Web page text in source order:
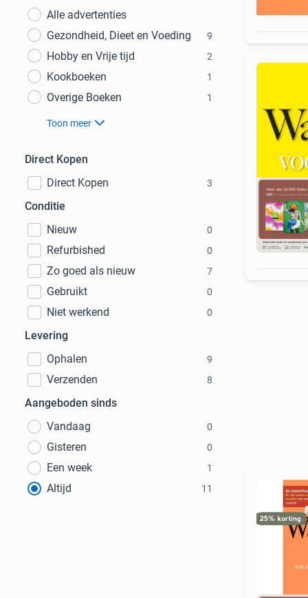
Alle advertenties
Gezondheid, Dieet en Voeding
9
Hobby en Vrije tijd 2
Kookboeken 1
Overige Boeken 1
Toon meer
Direct Kopen
Direct Kopen
3
Conditie
Nieuw
0
Refurbished 0
Zo goed als nieuw 7
Gebruikt 0
Niet werkend 0
Levering
Ophalen
9
Verzenden 8
Aangeboden sinds
Vandaag
0
Gisteren 0
Een week 1
Altijd 11